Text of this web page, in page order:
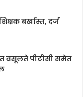
बर्खास्त, दर्ज
वसूलते पीटीसी समेत